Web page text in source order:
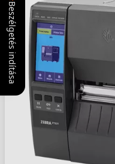
Beszélgetés indítása